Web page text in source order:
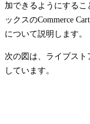
加できるようにする
ックスのCommerce Cart
について説明します。
次の図は、ライブス
しています。